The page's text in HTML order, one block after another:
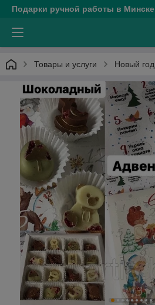
Подарки ручной работы в Минске
Товары и услуги Новый год